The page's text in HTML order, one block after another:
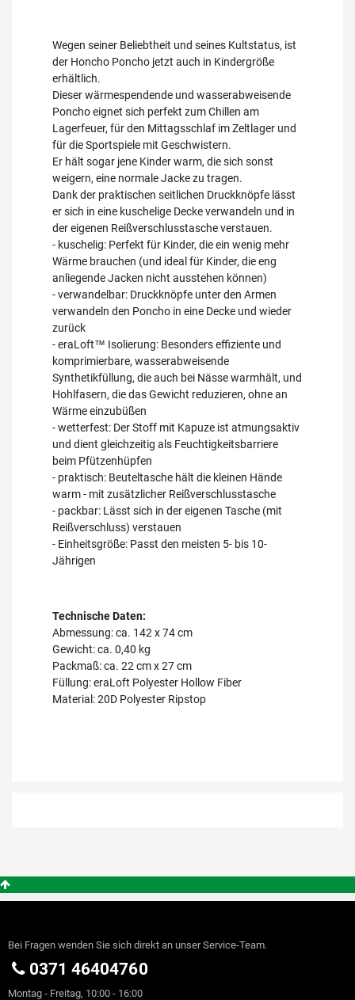
Wegen seiner Beliebtheit und seines Kultstatus, ist
der Honcho Poncho jetzt auch in Kindergröße
erhältlich.
Dieser wärmespendende und wasserabweisende
Poncho eignet sich perfekt zum Chillen am
Lagerfeuer, für den Mittagsschlaf im Zeltlager und
für die Sportspiele mit Geschwistern.
Er hält sogar jene Kinder warm, die sich sonst
weigern, eine normale Jacke zu tragen.
Dank der praktischen seitlichen Druckknöpfe lässt
er sich in eine kuschelige Decke verwandeln und in
der eigenen Reißverschlusstasche verstauen.
- kuschelig: Perfekt für Kinder, die ein wenig mehr
Wärme brauchen (und ideal für Kinder, die eng
anliegende Jacken nicht ausstehen können)
- verwandelbar: Druckknöpfe unter den Armen
verwandeln den Poncho in eine Decke und wieder
zurück
- eraLoft™ Isolierung: Besonders effiziente und
komprimierbare, wasserabweisende
Synthetikfüllung, die auch bei Nässe warmhält, und
Hohlfasern, die das Gewicht reduzieren, ohne an
Wärme einzubüßen
- wetterfest: Der Stoff mit Kapuze ist atmungsaktiv
und dient gleichzeitig als Feuchtigkeitsbarriere
beim Pfützenhüpfen
- praktisch: Beuteltasche hält die kleinen Hände
warm - mit zusätzlicher Reißverschlusstasche
- packbar: Lässt sich in der eigenen Tasche (mit
Reißverschluss) verstauen
- Einheitsgröße: Passt den meisten 5- bis 10-
Jährigen
Technische Daten:
Abmessung: ca. 142 x 74 cm
Gewicht: ca. 0,40 kg
Packmaß: ca. 22 cm x 27 cm
Füllung: eraLoft Polyester Hollow Fiber
Material: 20D Polyester Ripstop
Bei Fragen wenden Sie sich direkt an unser Service-Team.
0371 46404760
Montag - Freitag, 10:00 - 16:00